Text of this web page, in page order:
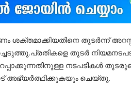
ശക്തമാക്കിയതിനെ തുടർന്ന്
തുടർ
നടപടികൾ
അഭ്യർത്ഥിക്കുകയും ചെയ്തു.